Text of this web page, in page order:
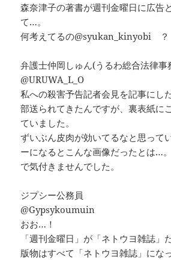
森奈津子の著書が週刊金曜日に広告
て…。
何考えてるの@syukan_kinyobi ？
弁護士仲岡しゅん(うるわ総合法律事
@URUWA_L_O
私への殺害予告記者会見を記事にし
部送られてきたんですが、裏表紙に
ていました。
ずいぶん皮肉が効いてるなと思って
ーになるとこんな画像だったとは…
で気付きませんでした。
ジプシー公務員
@Gypsykoumuin
おお…！
「週刊金曜日」が「ネトウヨ雑誌」
版物はすべて「ネトウヨ雑誌」にな